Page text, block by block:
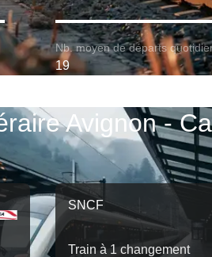
Nb. moyen de départs
19
Avignon -
SNCF
Train à 1 changement